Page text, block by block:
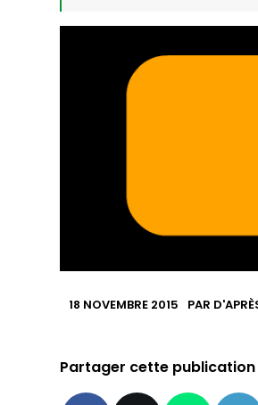
18 NOVEMBRE 2015 PAR
Partager cette publication